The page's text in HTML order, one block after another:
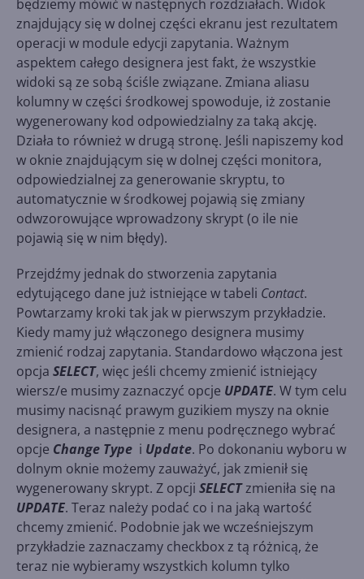
będziemy mówić w następnych rozdziałach. Widok
znajdujący się w dolnej części ekranu jest rezultatem
operacji w module edycji zapytania. Ważnym
aspektem całego designera jest fakt, że wszystkie
widoki są ze sobą ściśle związane. Zmiana aliasu
kolumny w części środkowej spowoduje, iż zostanie
wygenerowany kod odpowiedzialny za taką akcję.
Działa to również w drugą stronę. Jeśli napiszemy kod
w oknie znajdującym się w dolnej części monitora,
odpowiedzialnej za generowanie skryptu, to
automatycznie w środkowej pojawią się zmiany
odwzorowujące wprowadzony skrypt (o ile nie
pojawią się w nim błędy).
Przejdźmy jednak do stworzenia zapytania
edytującego dane już istniejące w tabeli Contact.
Powtarzamy kroki tak jak w pierwszym przykładzie.
Kiedy mamy już włączonego designera musimy
zmienić rodzaj zapytania. Standardowo włączona jest
opcja SELECT, więc jeśli chcemy zmienić istniejący
wiersz/e musimy zaznaczyć opcje UPDATE. W tym celu
musimy nacisnąć prawym guzikiem myszy na oknie
designera, a następnie z menu podręcznego wybrać
opcje Change Type i Update. Po dokonaniu wyboru w
dolnym oknie możemy zauważyć, jak zmienił się
wygenerowany skrypt. Z opcji SELECTzmieniła się na
UPDATE. Teraz należy podać co i na jaką wartość
chcemy zmienić. Podobnie jak we wcześniejszym
przykładzie zaznaczamy checkbox z tą różnicą, że
teraz nie wybieramy wszystkich kolumn tylko